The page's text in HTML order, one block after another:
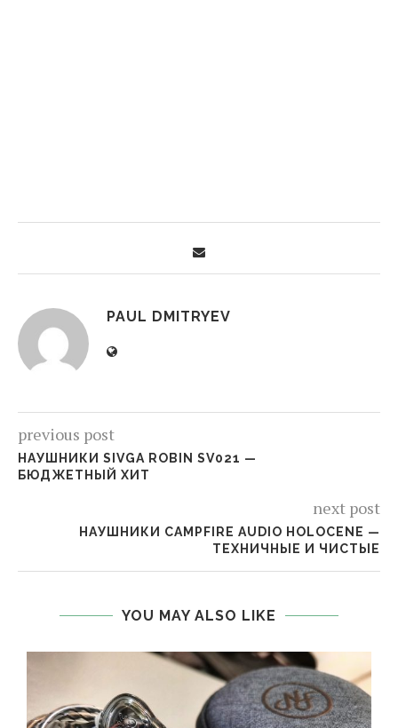
PAUL DMITRYEV
previous post
НАУШНИКИ SIVGA ROBIN SV021 —
БЮДЖЕТНЫЙ ХИТ
next post
НАУШНИКИ CAMPFIRE AUDIO HOLOCENE —
ТЕХНИЧНЫЕ И ЧИСТЫЕ
YOU MAY ALSO LIKE